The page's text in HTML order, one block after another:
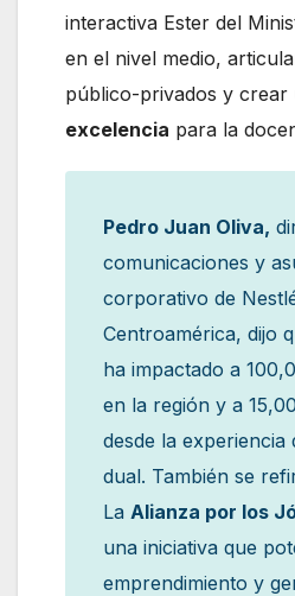
interactiva Ester del
en el nivel medio,
público-privados y crear
excelencia para la
Pedro Juan Oliva,
comunicaciones y
corporativo de
Centroamérica, dijo
ha impactado a
en la región y a
desde la experiencia
dual. También se
La Alianza por los
una iniciativa que
emprendimiento y